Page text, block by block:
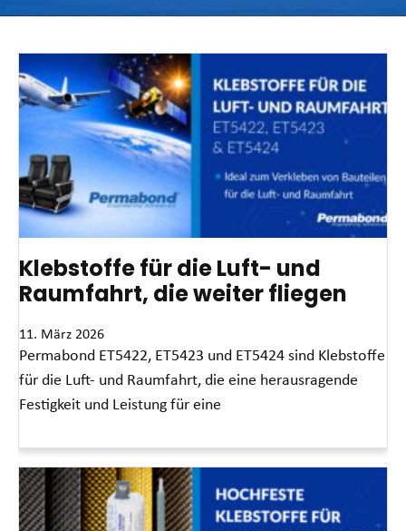
Klebstoffe für die Luft- und
Raumfahrt, die weiter fliegen
11. März 2026
Permabond ET5422, ET5423 und ET5424 sind Klebstoffe
für die Luft- und Raumfahrt, die eine herausragende
Festigkeit und Leistung für eine